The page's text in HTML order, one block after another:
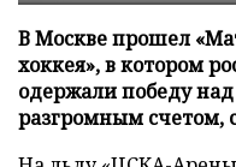
В Москве прошел
хоккея», в котором
одержали победу
разгромным счетом,